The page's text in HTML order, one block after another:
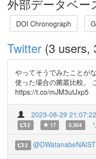
外部データベー
DOI Chronograph
Twitter (3 users,
やってそうでみたことが
使った場合の菌叢比較。
https://t.co/mJM3utJxp5
2023-08-29 21:07:22
2 17 0.354
2 @DWatanabeNAIST